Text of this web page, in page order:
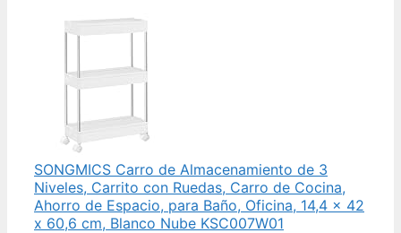
SONGMICS Carro de Almacenamiento de 3
Niveles, Carrito con Ruedas, Carro de Cocina,
Ahorro de Espacio, para Baño, Oficina, 14,4 x 42
x 60,6 cm, Blanco Nube KSC007W01